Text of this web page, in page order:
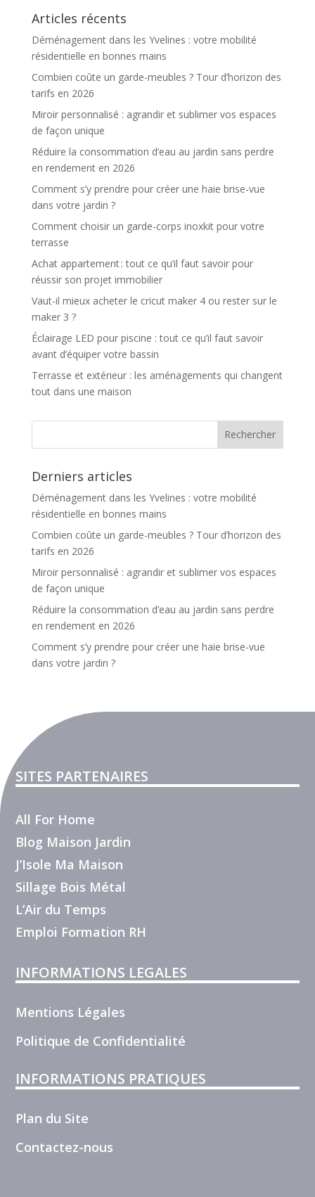
Articles récents
Déménagement dans les Yvelines : votre mobilité
résidentielle en bonnes mains
Combien coûte un garde-meubles ? Tour d’horizon des
tarifs en 2026
Miroir personnalisé : agrandir et sublimer vos espaces
de façon unique
Réduire la consommation d’eau au jardin sans perdre
en rendement en 2026
Comment s’y prendre pour créer une haie brise-vue
dans votre jardin ?
Comment choisir un garde-corps inoxkit pour votre
terrasse
Achat appartement : tout ce qu’il faut savoir pour
réussir son projet immobilier
Vaut-il mieux acheter le cricut maker 4 ou rester sur le
maker 3 ?
Éclairage LED pour piscine : tout ce qu’il faut savoir
avant d’équiper votre bassin
Terrasse et extérieur : les aménagements qui changent
tout dans une maison
Derniers articles
Déménagement dans les Yvelines : votre mobilité
résidentielle en bonnes mains
Combien coûte un garde-meubles ? Tour d’horizon des
tarifs en 2026
Miroir personnalisé : agrandir et sublimer vos espaces
de façon unique
Réduire la consommation d’eau au jardin sans perdre
en rendement en 2026
Comment s’y prendre pour créer une haie brise-vue
dans votre jardin ?
SITES PARTENAIRES
All For Home
Blog Maison Jardin
J’Isole Ma Maison
Sillage Bois Métal
L’Air du Temps
Emploi Formation RH
INFORMATIONS LEGALES
Mentions Légales
Politique de Confidentialité
INFORMATIONS PRATIQUES
Plan du Site
Contactez-nous